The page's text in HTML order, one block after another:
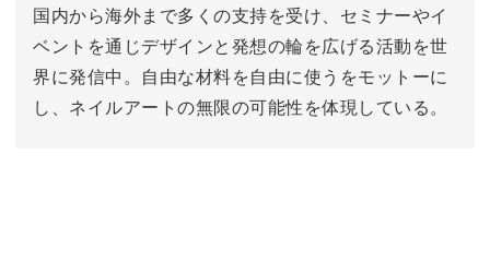
国内から海外まで多くの支持を受け、セミナーやイ
ベントを通じデザインと発想の輪を広げる活動を世
界に発信中。 自由な材料を自由に使うをモットーに
し、ネイルアートの無限の可能性を体現している。